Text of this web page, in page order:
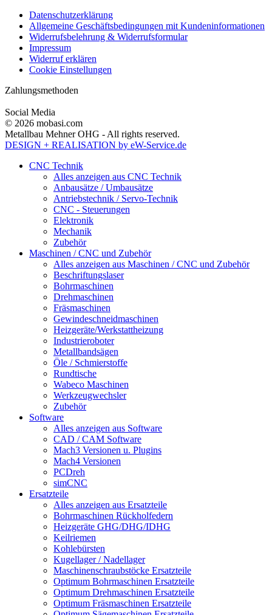
Datenschutzerklärung
Allgemeine Geschäftsbedingungen mit Kundeninformationen
Widerrufsbelehrung & Widerrufsformular
Impressum
Widerruf erklären
Cookie Einstellungen
Zahlungsmethoden
Social Media
© 2026 mobasi.com
Metallbau Mehner OHG - All rights reserved.
DESIGN + REALISATION by eW-Service.de
CNC Technik
Alles anzeigen aus CNC Technik
Anbausätze / Umbausätze
Antriebstechnik / Servo-Technik
CNC - Steuerungen
Elektronik
Mechanik
Zubehör
Maschinen / CNC und Zubehör
Alles anzeigen aus Maschinen / CNC und Zubehör
Beschriftungslaser
Bohrmaschinen
Drehmaschinen
Fräsmaschinen
Gewindeschneidmaschinen
Heizgeräte/Werkstattheizung
Industrieroboter
Metallbandsägen
Öle / Schmierstoffe
Rundtische
Wabeco Maschinen
Werkzeugwechsler
Zubehör
Software
Alles anzeigen aus Software
CAD / CAM Software
Mach3 Versionen u. Plugins
Mach4 Versionen
PCDreh
simCNC
Ersatzteile
Alles anzeigen aus Ersatzteile
Bohrmaschinen Rückholfedern
Heizgeräte GHG/DHG/IDHG
Keilriemen
Kohlebürsten
Kugellager / Nadellager
Maschinenschraubstöcke Ersatzteile
Optimum Bohrmaschinen Ersatzteile
Optimum Drehmaschinen Ersatzteile
Optimum Fräsmaschinen Ersatzteile